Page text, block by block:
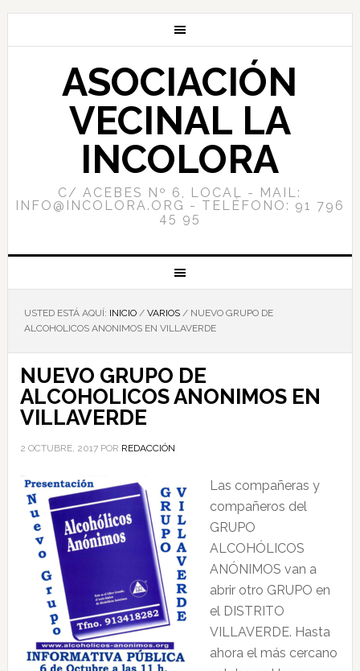
ASOCIACIÓN
VECINAL LA
INCOLORA
C/ ACEBES Nº 6, LOCAL - MAIL:
INFO@INCOLORA.ORG - TELÉFONO: 91 796
45 95
USTED ESTÁ AQUÍ: INICIO / VARIOS /NUEVO GRUPO DE
ALCOHOLICOS ANONIMOS EN VILLAVERDE
NUEVO GRUPO DE
ALCOHOLICOS ANONIMOS EN
VILLAVERDE
2 OCTUBRE, 2017POR REDACCIÓN
Las compañeras y
compañeros del
GRUPO
ALCOHÓLICOS
ANÓNIMOS van a
abrir otro GRUPO en
el DISTRITO
VILLAVERDE. Hasta
ahora el más cercano